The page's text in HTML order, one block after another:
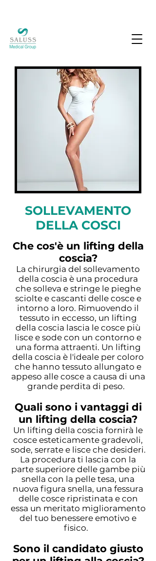
SOLLEVAMENTO
DELLA COSCI
Che cos'è un lifting della
coscia?
La chirurgia del sollevamento
della coscia è una procedura
che solleva e stringe le pieghe
sciolte e cascanti delle cosce e
intorno a loro. Rimuovendo il
tessuto in eccesso, un lifting
della coscia lascia le cosce più
lisce e sode con un contorno e
una forma attraenti. Un lifting
della coscia è l'ideale per coloro
che hanno tessuto allungato e
appeso alle cosce a causa di una
grande perdita di peso.
Quali sono i vantaggi di
un lifting della coscia?
Un lifting della coscia fornirà le
cosce esteticamente gradevoli,
sode, serrate e lisce che desideri.
La procedura ti lascia con la
parte superiore delle gambe più
snella con la pelle tesa, una
nuova figura snella, una fessura
delle cosce ripristinata e con
essa un meritato miglioramento
del tuo benessere emotivo e
fisico.
Sono il candidato giusto